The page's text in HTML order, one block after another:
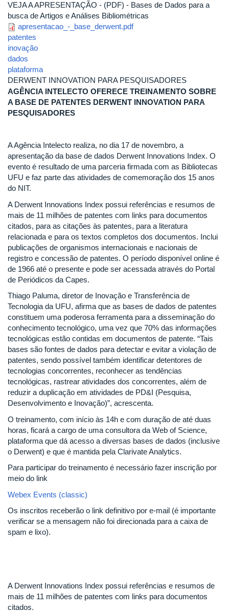
VEJA A APRESENTAÇÃO - (PDF) - Bases de Dados para a
busca de Artigos e Análises Bibliométricas
apresentacao_-_base_derwent.pdf
patentes
inovação
dados
plataforma
DERWENT INNOVATION PARA PESQUISADORES
AGÊNCIA INTELECTO OFERECE TREINAMENTO SOBRE
A BASE DE PATENTES DERWENT INNOVATION PARA
PESQUISADORES
A Agência Intelecto realiza, no dia 17 de novembro, a
apresentação da base de dados Derwent Innovations Index. O
evento é resultado de uma parceria firmada com as Bibliotecas
UFU e faz parte das atividades de comemoração dos 15 anos
do NIT.
A Derwent Innovations Index possui referências e resumos de
mais de 11 milhões de patentes com links para documentos
citados, para as citações às patentes, para a literatura
relacionada e para os textos completos dos documentos. Inclui
publicações de organismos internacionais e nacionais de
registro e concessão de patentes. O período disponível online é
de 1966 até o presente e pode ser acessada através do Portal
de Periódicos da Capes.
Thiago Paluma, diretor de Inovação e Transferência de
Tecnologia da UFU, afirma que as bases de dados de patentes
constituem uma poderosa ferramenta para a disseminação do
conhecimento tecnológico, uma vez que 70% das informações
tecnológicas estão contidas em documentos de patente. “Tais
bases são fontes de dados para detectar e evitar a violação de
patentes, sendo possível também identificar detentores de
tecnologias concorrentes, reconhecer as tendências
tecnológicas, rastrear atividades dos concorrentes, além de
reduzir a duplicação em atividades de PD&I (Pesquisa,
Desenvolvimento e Inovação)”, acrescenta.
O treinamento, com início às 14h e com duração de até duas
horas, ficará a cargo de uma consultora da Web of Science,
plataforma que dá acesso a diversas bases de dados (inclusive
o Derwent) e que é mantida pela Clarivate Analytics.
Para participar do treinamento é necessário fazer inscrição por
meio do link
Webex Events (classic)
Os inscritos receberão o link definitivo por e-mail (é importante
verificar se a mensagem não foi direcionada para a caixa de
spam e lixo).
A Derwent Innovations Index possui referências e resumos de
mais de 11 milhões de patentes com links para documentos
citados.